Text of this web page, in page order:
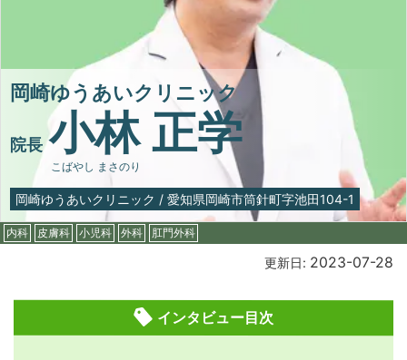
岡崎ゆうあいクリニック
院長 小林 正学
こばやし まさのり
岡崎ゆうあいクリニック / 愛知県岡崎市筒針町字池田104-1
内科 皮膚科 小児科 外科 肛門外科
更新日: 2023-07-28
インタビュー目次